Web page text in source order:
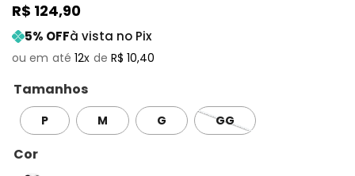
R$ 124,90
5% OFFà vista no Pix
12 R$ 10,40
Tamanhos
P M G GG
Cor